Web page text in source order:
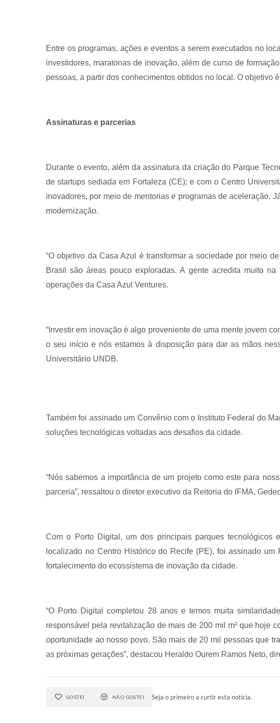
Entre os programas, ações e eventos a serem executados no
investidores, maratonas de inovação, além de curso de
pessoas, a partir dos conhecimentos obtidos no local. O
Assinaturas e parcerias
Durante o evento, além da assinatura da criação do Parque
de startups sediada em Fortaleza (CE); e com o Centro
inovadores, por meio de mentorias e programas de aceleração.
modernização.
“O objetivo da Casa Azul é transformar a sociedade por meio
Brasil são áreas pouco exploradas. A gente acredita muito
operações da Casa Azul Ventures.
“Investir em inovação é algo proveniente de uma mente jovem
o seu início e nós estamos à disposição para dar as mãos
Universitário UNDB.
Também foi assinado um Convênio com o Instituto Federal do
soluções tecnológicas voltadas aos desafios da cidade.
“Nós sabemos a importância de um projeto como este para
parceria”, ressaltou o diretor executivo da Reitoria do IFMA,
Com o Porto Digital, um dos principais parques tecnológicos
localizado no Centro Histórico do Recife (PE), foi assinado
fortalecimento do ecossistema de inovação da cidade.
“O Porto Digital completou 28 anos e temos muita
responsável pela revitalização de mais de 200 mil m² que hoje
oportunidade ao nosso povo. São mais de 20 mil pessoas que
as próximas gerações”, destacou Heraldo Ourem Ramos Neto,
GOSTEI NÃO GOSTEI Seja o primeiro a curtir esta notícia.